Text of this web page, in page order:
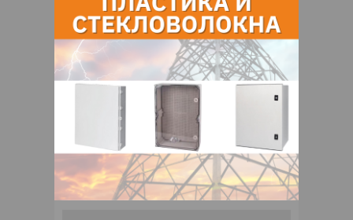
О нас Отзывы Еще
О компании
ДРОБЕМЕТНОЕ И ДРОБЕСТРУЙНОЕ
ОБОРУДОВАНИЕ
Отзывы